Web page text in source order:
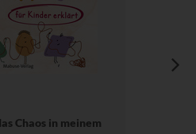
Chaos in meinem